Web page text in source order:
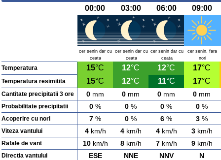
00:00 03:00 06:00 09:00
cer senin dar cu
ceata
cer senin dar cu
ceata
cer senin dar cu
ceata
cer senin, fara
nori
Temperatura 15°C 12°C 12°C 17°C
Temperatura resimitita 15°C 12°C 11°C 17°C
Cantitate precipitatii 3 ore 0 mm 0 mm 0 mm 0 mm
Probabilitate precipitatii 0 % 0 % 0 % 0 %
Acoperire cu nori 7 % 0 % 6 % 3 %
Viteza vantului 4km/h 4km/h 4km/h 3km/h
Rafale de vant 10km/h 8km/h 7km/h 9km/h
Directia vantului ESE NNE NNV N